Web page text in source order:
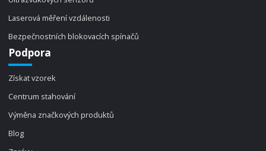
Laserová měření vzdálenosti
Bezpečnostních blokovacích spínačů
Podpora
Získat vzorek
Centrum stahování
Výměna značkových produktů
Blog